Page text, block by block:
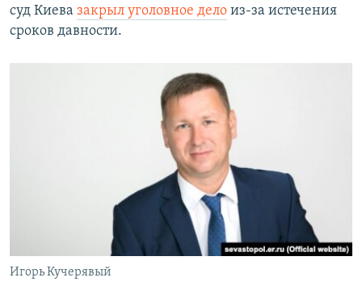
суд Киева закрыл уголовное дело из-за истечения
сроков давности.
Игорь Кучерявый